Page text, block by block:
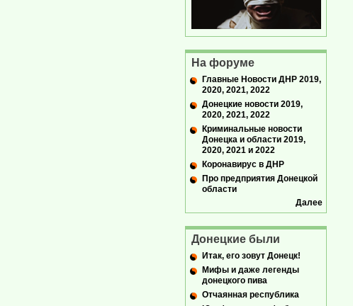
На форуме
Главные Новости ДНР 2019,
2020, 2021, 2022
Донецкие новости 2019,
2020, 2021, 2022
Криминальные новости
Донецка и области 2019,
2020, 2021 и 2022
Коронавирус в ДНР
Про предприятия Донецкой
области
Далее
Донецкие были
Итак, его зовут Донецк!
Мифы и даже легенды
донецкого пива
Отчаянная республика